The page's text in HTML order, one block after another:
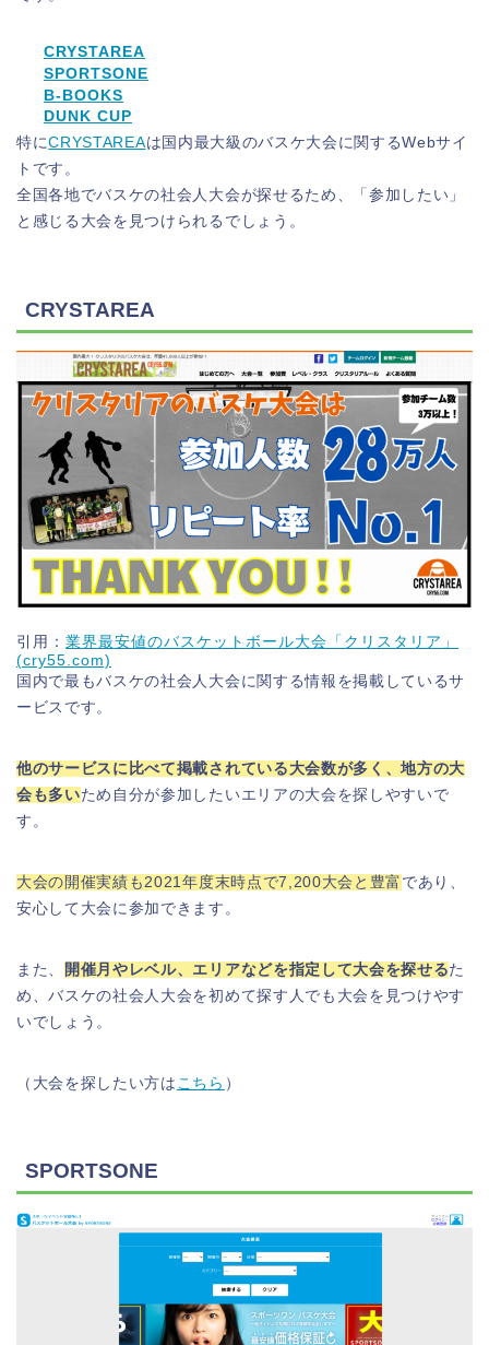
CRYSTAREA
SPORTSONE
B-BOOKS
DUNK CUP
特にCRYSTAREAは国内最大級のバスケ大会に関するWebサイ
トです。
全国各地でバスケの社会人大会が探せるため、「参加したい」
と感じる大会を見つけられるでしょう。
CRYSTAREA
引用： 業界最安値のバスケットボール大会「クリスタリア」
(cry55.com)
国内で最もバスケの社会人大会に関する情報を掲載しているサ
ービスです。
他のサービスに比べて掲載されている大会数が多く、地方の大
会も多いため自分が参加したいエリアの大会を探しやすいで
す。
大会の開催実績も2021年度末時点で7,200大会と豊富 であり、
安心して大会に参加できます。
また、 開催月やレベル、エリアなどを指定して大会を探せるた
め、バスケの社会人大会を初めて探す人でも大会を見つけやす
いでしょう。
（大会を探したい方は こちら ）
SPORTSONE